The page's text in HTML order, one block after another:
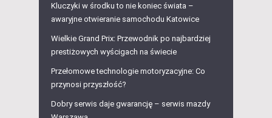
Kluczyki w środku to nie koniec świata –
awaryjne otwieranie samochodu Katowice
Wielkie Grand Prix: Przewodnik po najbardziej
prestiżowych wyścigach na świecie
Przełomowe technologie motoryzacyjne: Co
przynosi przyszłość?
Dobry serwis daje gwarancję – serwis mazdy